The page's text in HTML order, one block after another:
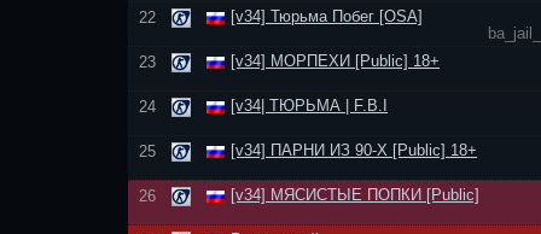
22
[v34] Тюрьма Побег [OSA]
23
[v34] МОРПЕХИ [Public] 18+
24 [v34| ТЮРЬМА | F.B.I
25 [v34] ПАРНИ ИЗ 90-Х [Public] 18+
26 [v34] МЯСИСТЫЕ ПОПКИ [Public]